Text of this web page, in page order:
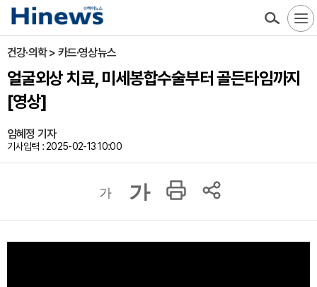
건강·의학 > 카드·영상뉴스
얼굴외상 치료, 미세봉합수술부터 골든타임까지
[영상]
임혜정 기자
기사입력 : 2025-02-13 10:00
가 가